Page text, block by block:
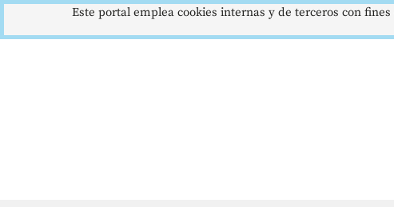
Este portal emplea cookies internas y de terceros con